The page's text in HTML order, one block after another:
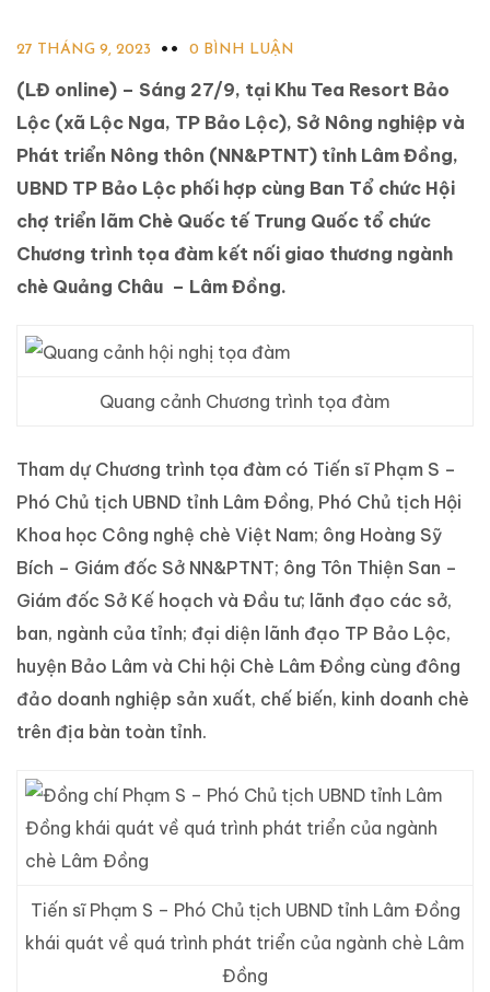
27 THÁNG 9, 2023 0 BÌNH LUẬN
(LĐ online) – Sáng 27/9, tại Khu Tea Resort Bảo
Lộc (xã Lộc Nga, TP Bảo Lộc), Sở Nông nghiệp và
Phát triển Nông thôn (NN&PTNT) tỉnh Lâm Đồng,
UBND TP Bảo Lộc phối hợp cùng Ban Tổ chức Hội
chợ triển lãm Chè Quốc tế Trung Quốc tổ chức
Chương trình tọa đàm kết nối giao thương ngành
chè Quảng Châu – Lâm Đồng.
Quang cảnh Chương trình tọa đàm
Tham dự Chương trình tọa đàm có Tiến sĩ Phạm S –
Phó Chủ tịch UBND tỉnh Lâm Đồng, Phó Chủ tịch Hội
Khoa học Công nghệ chè Việt Nam; ông Hoàng Sỹ
Bích – Giám đốc Sở NN&PTNT; ông Tôn Thiện San –
Giám đốc Sở Kế hoạch và Đầu tư; lãnh đạo các sở,
ban, ngành của tỉnh; đại diện lãnh đạo TP Bảo Lộc,
huyện Bảo Lâm và Chi hội Chè Lâm Đồng cùng đông
đảo doanh nghiệp sản xuất, chế biến, kinh doanh chè
trên địa bàn toàn tỉnh.
Tiến sĩ Phạm S – Phó Chủ tịch UBND tỉnh Lâm Đồng
khái quát về quá trình phát triển của ngành chè Lâm
Đồng